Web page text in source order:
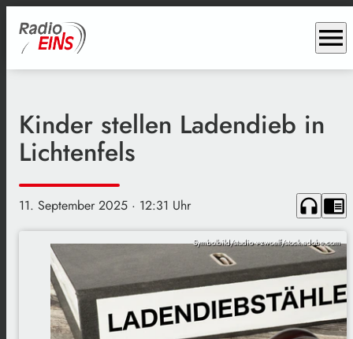
menu
Kinder stellen Ladendieb in
Lichtenfels
11. September 2025 · 12:31 Uhr headphones chrome_reader_mode
Symbolbild/studio v-zwoelf/stock.adobe.com